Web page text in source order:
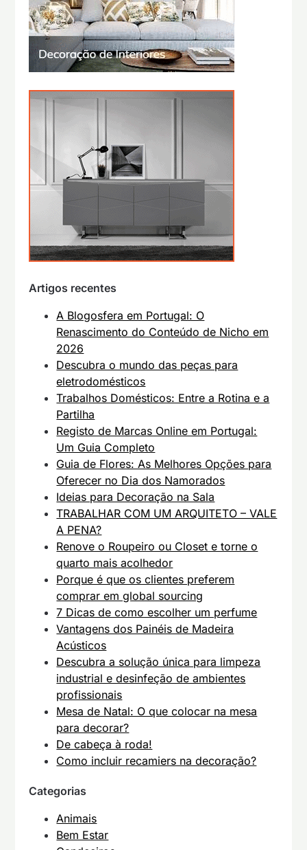
Artigos recentes
A Blogosfera em Portugal: O
Renascimento do Conteúdo de Nicho em
2026
Descubra o mundo das peças para
eletrodomésticos
Trabalhos Domésticos: Entre a Rotina e a
Partilha
Registo de Marcas Online em Portugal:
Um Guia Completo
Guia de Flores: As Melhores Opções para
Oferecer no Dia dos Namorados
Ideias para Decoração na Sala
TRABALHAR COM UM ARQUITETO – VALE
A PENA?
Renove o Roupeiro ou Closet e torne o
quarto mais acolhedor
Porque é que os clientes preferem
comprar em global sourcing
7 Dicas de como escolher um perfume
Vantagens dos Painéis de Madeira
Acústicos
Descubra a solução única para limpeza
industrial e desinfeção de ambientes
profissionais
Mesa de Natal: O que colocar na mesa
para decorar?
De cabeça à roda!
Como incluir recamiers na decoração?
Categorias
Animais
Bem Estar